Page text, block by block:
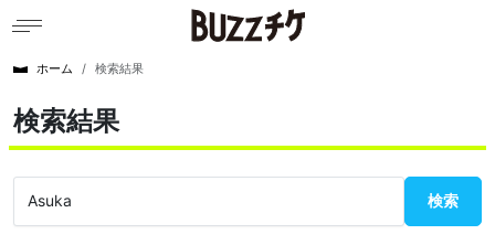
ホーム 検索結果
検索結果
検索